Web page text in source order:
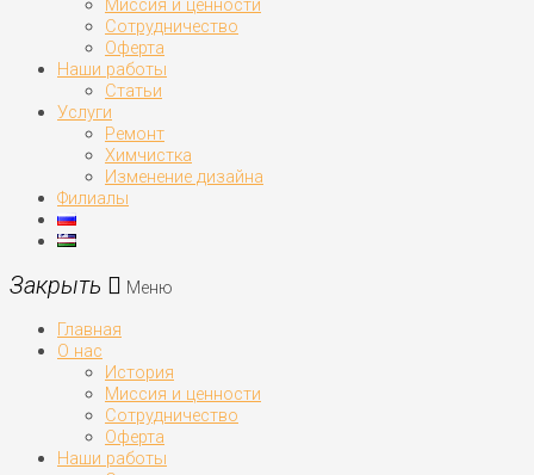
Миссия и ценности
Сотрудничество
Оферта
Наши работы
Статьи
Услуги
Ремонт
Химчистка
Изменение дизайна
Филиалы
Меню
Главная
О нас
История
Миссия и ценности
Сотрудничество
Оферта
Наши работы